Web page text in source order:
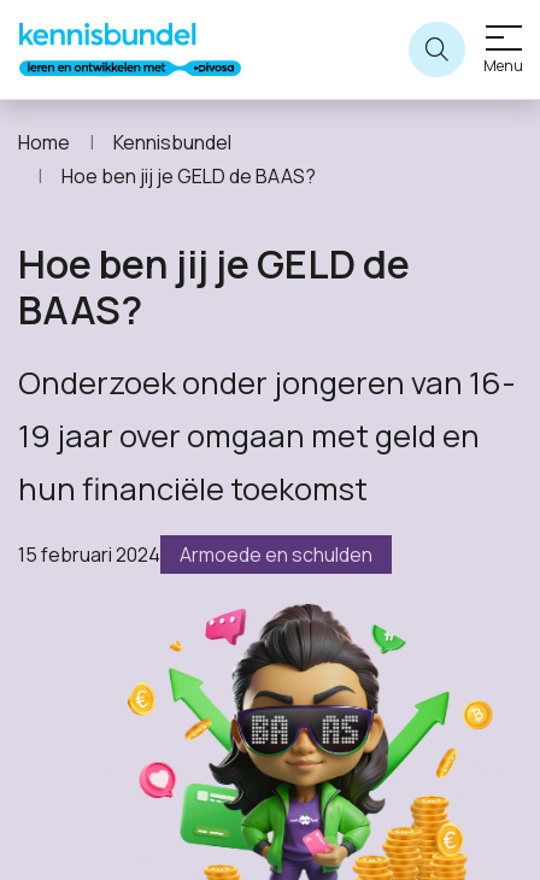
Menu
Home
Kennisbundel
Hoe ben jij je GELD de BAAS?
Hoe ben jij je GELD de
BAAS?
Onderzoek onder jongeren van 16-
19 jaar over omgaan met geld en
hun financiële toekomst
15 februari 2024 Armoede en schulden